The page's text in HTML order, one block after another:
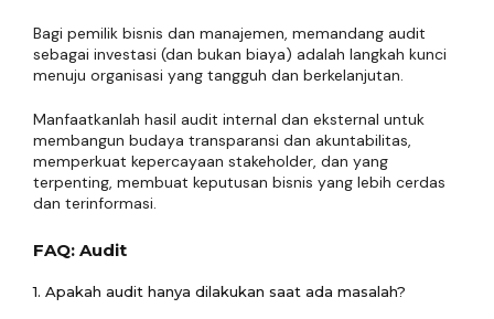
Bagi pemilik bisnis dan manajemen, memandang audit
sebagai investasi (dan bukan biaya) adalah langkah kunci
menuju organisasi yang tangguh dan berkelanjutan.
Manfaatkanlah hasil audit internal dan eksternal untuk
membangun budaya transparansi dan akuntabilitas,
memperkuat kepercayaan stakeholder, dan yang
terpenting, membuat keputusan bisnis yang lebih cerdas
dan terinformasi.
FAQ: Audit
1. Apakah audit hanya dilakukan saat ada masalah?